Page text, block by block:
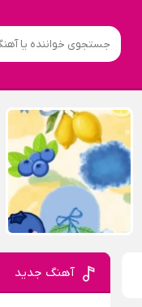
آهنگ جدید